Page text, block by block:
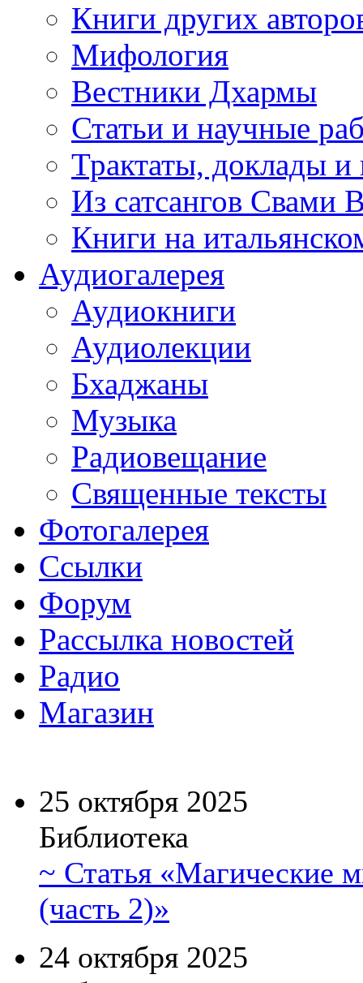
Книги других
Мифология
Вестники Дхармы
Статьи и научные
Трактаты, доклады
Из сатсангов Свами
Книги на
Аудиогалерея
Аудиокниги
Аудиолекции
Бхаджаны
Музыка
Радиовещание
Священные тексты
Фотогалерея
Ссылки
Форум
Рассылка новостей
Радио
Магазин
25 октября 2025
Библиотека
~ Статья «Магические
(часть 2)»
24 октября 2025